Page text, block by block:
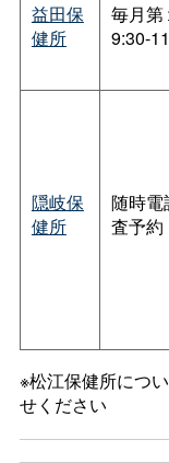
益田保
健所
毎月第
9:30-
隠岐保
健所
随時電
査予約
※松江保健所につ
せください